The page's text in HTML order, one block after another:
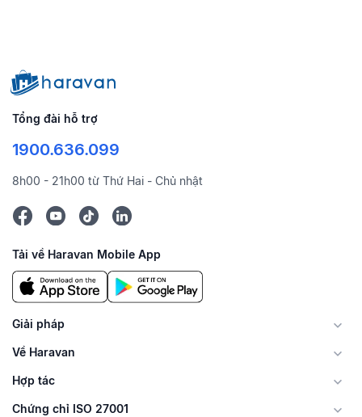
Tổng đài hỗ trợ
1900.636.099
8h00 - 21h00 từ Thứ Hai - Chủ nhật
Tải về Haravan Mobile App
Giải pháp
Về Haravan
Hợp tác
Chứng chỉ ISO 27001